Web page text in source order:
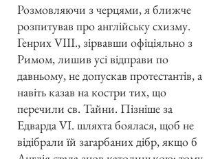
Розмовляючи з черцями, я ближче
розпитував про англійську схизму.
Генрих VIII., зірвавши офіціяльно з
Римом, лишив усі відправи по
давньому, не допускав протестантів, а
навіть казав на костри тих, що
перечили св. Тайни. Пізніше за
Едварда VI. шляхта боялася, щоб не
відібрали їй загарбаних дібр, якщо б